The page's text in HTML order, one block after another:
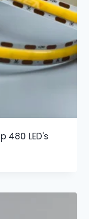
480 LED's